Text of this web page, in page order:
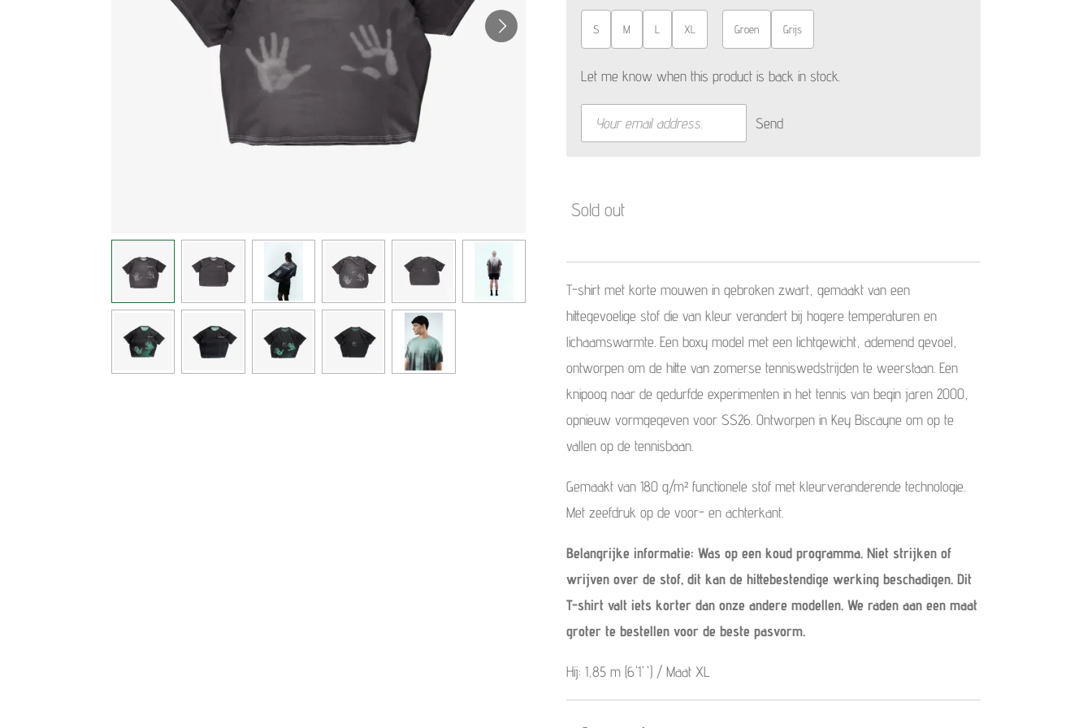
S M L XL Groen Grijs
Let me know when this product is back in stock.
Send
Sold out
T-shirt met korte mouwen in gebroken zwart, gemaakt van een
hittegevoelige stof die van kleur verandert bij hogere temperaturen en
lichaamswarmte. Een boxy model met een lichtgewicht, ademend gevoel,
ontworpen om de hitte van zomerse tenniswedstrijden te weerstaan. Een
knipoog naar de gedurfde experimenten in het tennis van begin jaren 2000,
opnieuw vormgegeven voor SS26. Ontworpen in Key Biscayne om op te
vallen op de tennisbaan.
Gemaakt van 180 g/m² functionele stof met kleurveranderende technologie.
Met zeefdruk op de voor- en achterkant.
Belangrijke informatie: Was op een koud programma. Niet strijken of
wrijven over de stof, dit kan de hittebestendige werking beschadigen. Dit
T-shirt valt iets korter dan onze andere modellen. We raden aan een maat
groter te bestellen voor de beste pasvorm.
Hij: 1,85 m (6'1'') / Maat XL